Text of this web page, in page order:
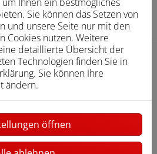
Förderhöhe
Sie können das Setzen von
und unsere Seite nur mit den
Cookies nutzen. Weitere
detaillierte Übersicht der
Technologien finden Sie in
Sie können Ihre
ändern.
öffnen